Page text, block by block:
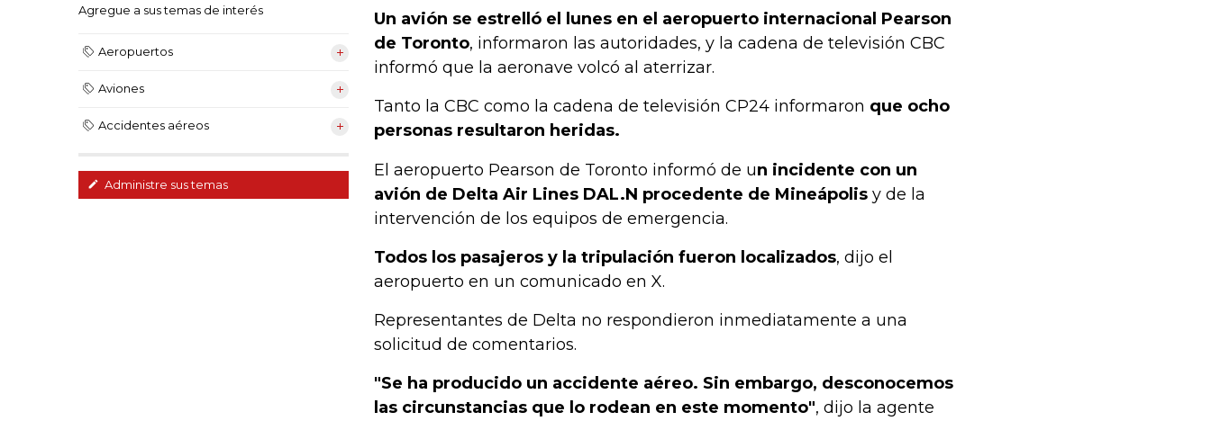
Agregue a sus temas de interés
Aeropuertos
Aviones
Accidentes aéreos
Administre sus temas
Un avión se estrelló el lunes en el aeropuerto internacional Pearson
de Toronto, informaron las autoridades, y la cadena de televisión CBC
informó que la aeronave volcó al aterrizar.
Tanto la CBC como la cadena de televisión CP24 informaron que ocho
personas resultaron heridas.
El aeropuerto Pearson de Toronto informó de un incidente con un
avión de Delta Air Lines DAL.N procedente de Mineápolis y de la
intervención de los equipos de emergencia.
Todos los pasajeros y la tripulación fueron localizados, dijo el
aeropuerto en un comunicado en X.
Representantes de Delta no respondieron inmediatamente a una
solicitud de comentarios.
"Se ha producido un accidente aéreo. Sin embargo, desconocemos
las circunstancias que lo rodean en este momento", dijo la agente